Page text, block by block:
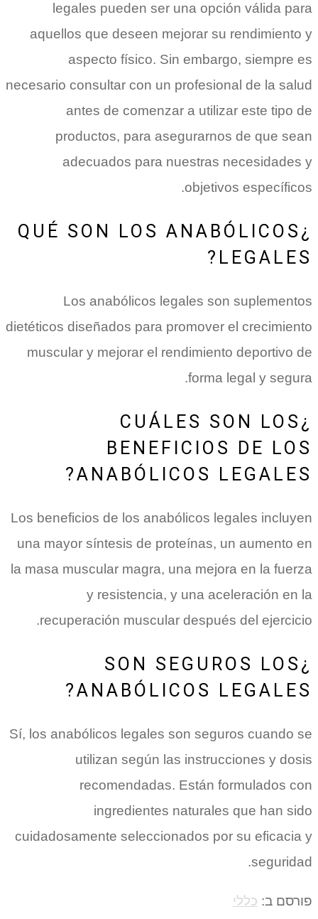
legales pueden ser una opción válida para
aquellos que deseen mejorar su rendimiento y
aspecto físico. Sin embargo, siempre es
necesario consultar con un profesional de la salud
antes de comenzar a utilizar este tipo de
productos, para asegurarnos de que sean
adecuados para nuestras necesidades y
objetivos específicos.
¿QUÉ SON LOS ANABÓLICOS
LEGALES?
Los anabólicos legales son suplementos
dietéticos diseñados para promover el crecimiento
muscular y mejorar el rendimiento deportivo de
forma legal y segura.
¿CUÁLES SON LOS
BENEFICIOS DE LOS
ANABÓLICOS LEGALES?
Los beneficios de los anabólicos legales incluyen
una mayor síntesis de proteínas, un aumento en
la masa muscular magra, una mejora en la fuerza
y resistencia, y una aceleración en la
recuperación muscular después del ejercicio.
¿SON SEGUROS LOS
ANABÓLICOS LEGALES?
Sí, los anabólicos legales son seguros cuando se
utilizan según las instrucciones y dosis
recomendadas. Están formulados con
ingredientes naturales que han sido
cuidadosamente seleccionados por su eficacia y
seguridad.
פורסם ב: כללי